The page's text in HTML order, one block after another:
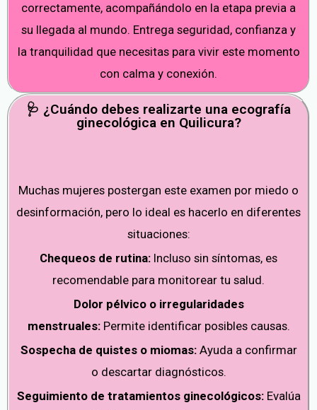
correctamente, acompañándolo en la etapa previa a
su llegada al mundo. Entrega seguridad, confianza y
la tranquilidad que necesitas para vivir este momento
con calma y conexión.
🩺 ¿Cuándo debes realizarte una ecografía
ginecológica en Quilicura?
Muchas mujeres postergan este examen por miedo o
desinformación, pero lo ideal es hacerlo en diferentes
situaciones:
Chequeos de rutina: Incluso sin síntomas, es
recomendable para monitorear tu salud.
Dolor pélvico o irregularidades
menstruales:Permite identificar posibles causas.
Sospecha de quistes o miomas:Ayuda a confirmar
o descartar diagnósticos.
Seguimiento de tratamientos ginecológicos:Evalúa